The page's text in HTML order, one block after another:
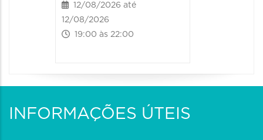
12/08/2026 até
12/08/2026
19:00 às 22:00
INFORMAÇÕES ÚTEIS